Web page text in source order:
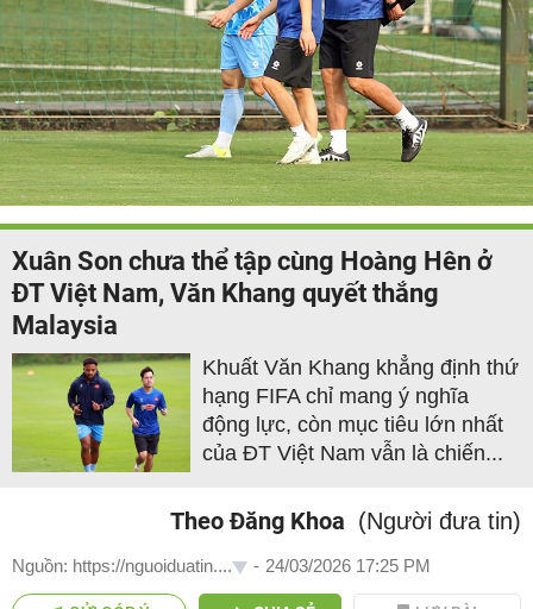
Xuân Son chưa thể tập cùng Hoàng Hên ở
ĐT Việt Nam, Văn Khang quyết thắng
Malaysia
Khuất Văn Khang khẳng định thứ
hạng FIFA chỉ mang ý nghĩa
động lực, còn mục tiêu lớn nhất
của ĐT Việt Nam vẫn là chiến...
Theo Đăng Khoa (Người đưa tin)
Nguồn: https://nguoiduatin.... - 24/03/2026 17:25 PM